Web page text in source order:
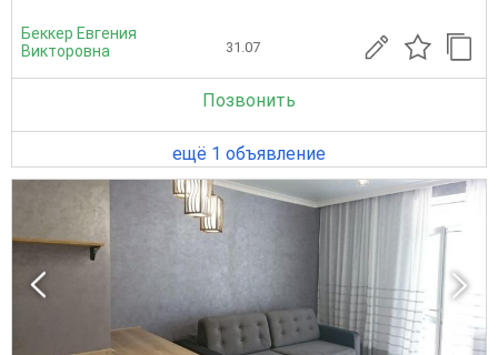
Беккер Евгения
Викторовна
31.07
Позвонить
ещё 1 объявление